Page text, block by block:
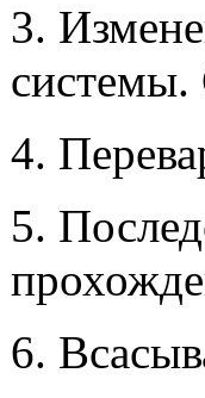
3.
системы.
4.
5.
6.